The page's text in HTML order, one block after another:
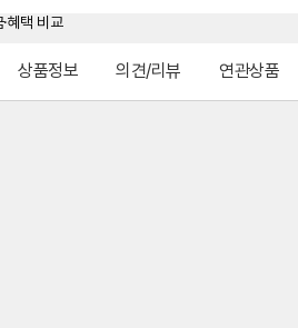
상품정보 의견/리뷰 연관상품